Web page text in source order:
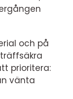
och på
prioritera:
vänta